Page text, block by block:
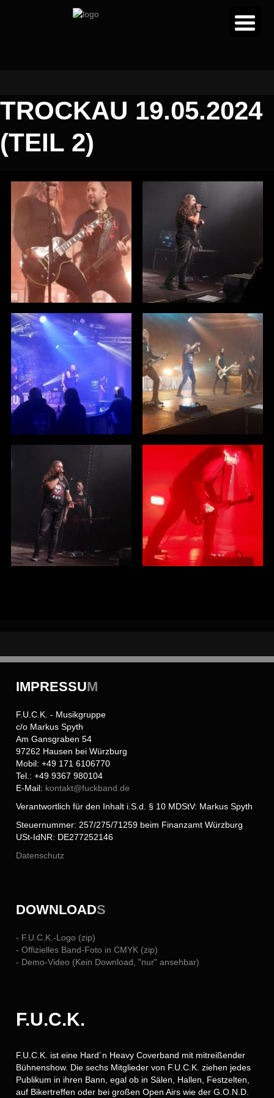
TROCKAU 19.05.2024
(TEIL 2)
IMPRESSUM
F.U.C.K. - Musikgruppe
c/o Markus Spyth
Am Gansgraben 54
97262 Hausen bei Würzburg
Mobil: +49 171 6106770
Tel.: +49 9367 980104
E-Mail: kontakt@fuckband.de
Verantwortlich für den Inhalt i.S.d. § 10 MDStV: Markus Spyth
Steuernummer: 257/275/71259 beim Finanzamt Würzburg
USt-IdNR: DE277252146
Datenschutz
DOWNLOADS
- F.U.C.K.-Logo (zip)
- Offizielles Band-Foto in CMYK (zip)
- Demo-Video (Kein Download, "nur" ansehbar)
F.U.C.K.
F.U.C.K. ist eine Hard´n Heavy Coverband mit mitreißender
Bühnenshow. Die sechs Mitglieder von F.U.C.K. ziehen jedes
Publikum in ihren Bann, egal ob in Sälen, Hallen, Festzelten,
auf Bikertreffen oder bei großen Open Airs wie der G.O.N.D.